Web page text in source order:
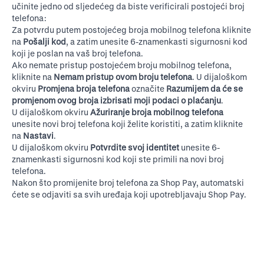
učinite jedno od sljedećeg da biste verificirali postojeći broj
telefona:
Za potvrdu putem postojećeg broja mobilnog telefona kliknite
na Pošalji kod, a zatim unesite 6-znamenkasti sigurnosni kod
koji je poslan na vaš broj telefona.
Ako nemate pristup postojećem broju mobilnog telefona,
kliknite na Nemam pristup ovom broju telefona. U dijaloškom
okviru Promjena broja telefonaoznačite Razumijem da će se
promjenom ovog broja izbrisati moji podaci o plaćanju.
U dijaloškom okviru Ažuriranje broja mobilnog telefona
unesite novi broj telefona koji želite koristiti, a zatim kliknite
na Nastavi.
U dijaloškom okviru Potvrdite svoj identitet unesite 6-
znamenkasti sigurnosni kod koji ste primili na novi broj
telefona.
Nakon što promijenite broj telefona za Shop Pay, automatski
ćete se odjaviti sa svih uređaja koji upotrebljavaju Shop Pay.